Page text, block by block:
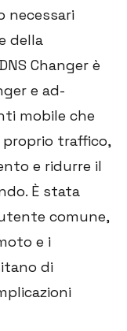
necessari
della
Changer è
e ad-
mobile che
proprio traffico,
e ridurre il
È stata
comune,
e i
di